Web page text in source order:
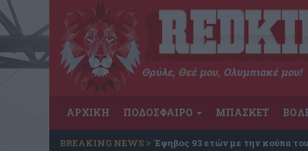
Θρύλε, Θεέ μου, Ολυμπιακέ μου!
ΑΡΧΙΚΗ ΠΟΔΟΣΦΑΙΡΟ ΜΠΑΣΚΕΤ
BREAKING NEWS Έφηβος 93 ετών με την κούπα